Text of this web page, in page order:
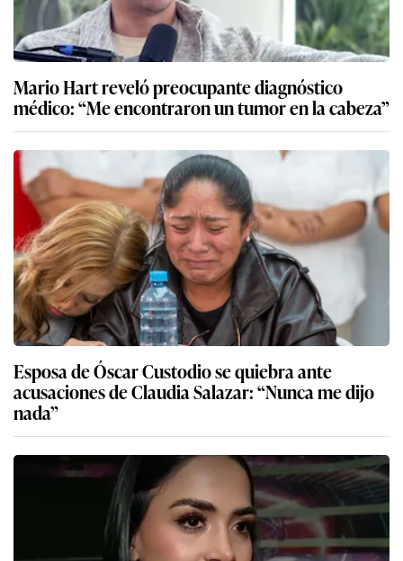
Mario Hart reveló preocupante diagnóstico
médico: “Me encontraron un tumor en la cabeza”
Esposa de Óscar Custodio se quiebra ante
acusaciones de Claudia Salazar: “Nunca me dijo
nada”